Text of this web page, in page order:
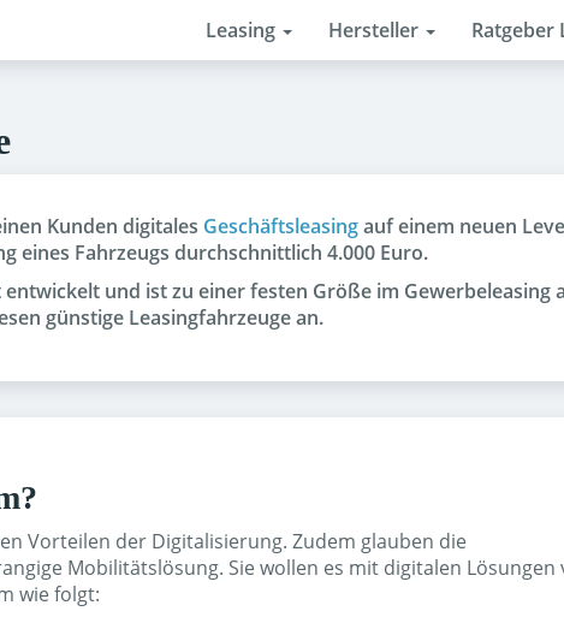
Leasing Hersteller Ratgeber
Kunden digitales Geschäftsleasingauf einem neuen
eines Fahrzeugs durchschnittlich 4.000 Euro.
und ist zu einer festen Größe im Gewerbeleasing
günstige Leasingfahrzeuge an.
Vorteilen der Digitalisierung. Zudem glauben die
Mobilitätslösung. Sie wollen es mit digitalen Lösungen
wie folgt: